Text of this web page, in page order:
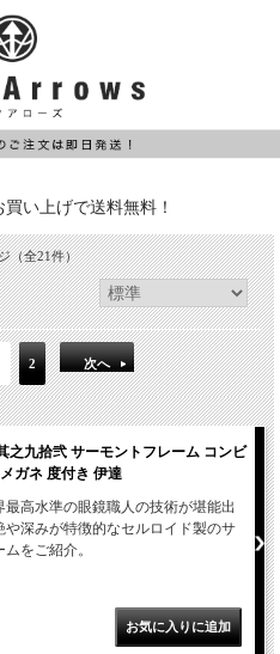
い上げで送料無料！
（全21件）
2 次へ
之九拾弐 サーモントフレーム コンビ
ガネ 度付き 伊達
最高水準の眼鏡職人の技術が堪能出
や深みが特徴的なセルロイド製のサ
をご紹介。